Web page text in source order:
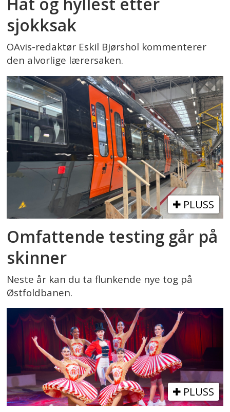
sjokksak
OAvis-redaktør Eskil Bjørshol kommenterer
den alvorlige lærersaken.
PLUSS
Omfattende testing går på
skinner
Neste år kan du ta flunkende nye tog på
Østfoldbanen.
PLUSS